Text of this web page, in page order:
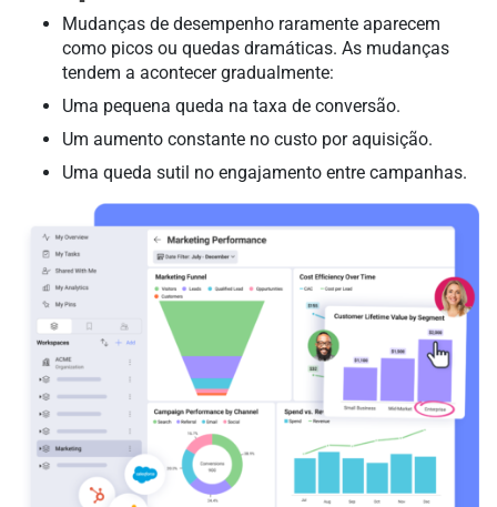
Mudanças de desempenho raramente aparecem
como picos ou quedas dramáticas. As mudanças
tendem a acontecer gradualmente:
Uma pequena queda na taxa de conversão.
Um aumento constante no custo por aquisição.
Uma queda sutil no engajamento entre campanhas.